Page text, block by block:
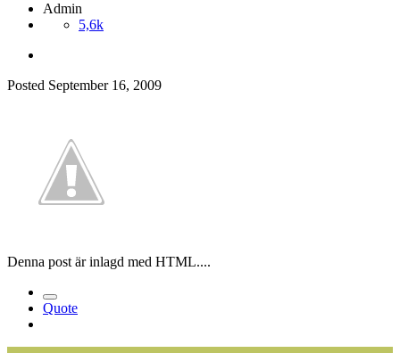
Admin
5,6k
Posted September 16, 2009
Denna post är inlagd med HTML....
Quote